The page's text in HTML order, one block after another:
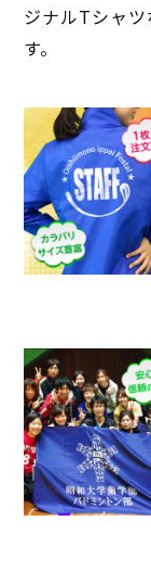
ジナルTシャ
す。